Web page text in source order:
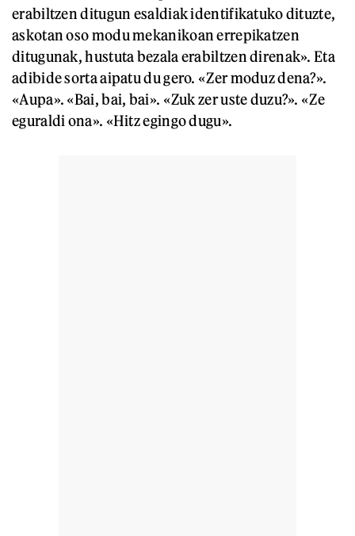
erabiltzen ditugun esaldiak identifikatuko dituzte,
askotan oso modu mekanikoan errepikatzen
ditugunak, hustuta bezala erabiltzen direnak». Eta
adibide sorta aipatu du gero. «Zer moduz dena?».
«Aupa». «Bai, bai, bai». «Zuk zer uste duzu?». «Ze
eguraldi ona». «Hitz egingo dugu».